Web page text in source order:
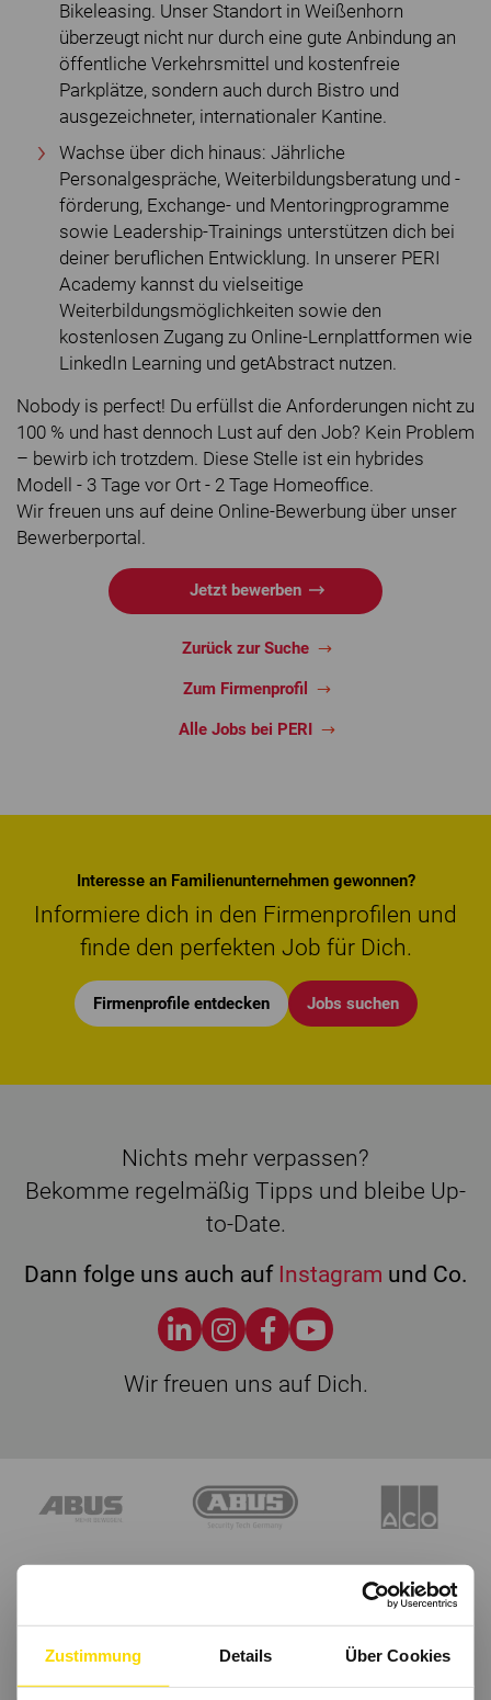
Zustimmung Details Über Cookies
Bikeleasing. Unser Standort in Weißenhorn
überzeugt nicht nur durch eine gute Anbindung an
öffentliche Verkehrsmittel und kostenfreie
Parkplätze, sondern auch durch Bistro und
ausgezeichneter, internationaler Kantine.
Wachse über dich hinaus: Jährliche
Personalgespräche, Weiterbildungsberatung und -
förderung, Exchange- und Mentoringprogramme
sowie Leadership-Trainings unterstützen dich bei
deiner beruflichen Entwicklung. In unserer PERI
Academy kannst du vielseitige
Weiterbildungsmöglichkeiten sowie den
kostenlosen Zugang zu Online-Lernplattformen wie
LinkedIn Learning und getAbstract nutzen.
Nobody is perfect! Du erfüllst die Anforderungen nicht zu
100 % und hast dennoch Lust auf den Job? Kein Problem
– bewirb ich trotzdem. Diese Stelle ist ein hybrides
Modell - 3 Tage vor Ort - 2 Tage Homeoffice.
Wir freuen uns auf deine Online-Bewerbung über unser
Bewerberportal.
Jetzt bewerben
Zurück zur Suche
Zum Firmenprofil
Alle Jobs bei PERI
Interesse an Familienunternehmen gewonnen?
Informiere dich in den Firmenprofilen und
finde den perfekten Job für Dich.
Firmenprofile entdecken Jobs suchen
Nichts mehr verpassen?
Bekomme regelmäßig Tipps und bleibe Up-
to-Date.
Dann folge uns auch auf Instagram und Co.
Wir freuen uns auf Dich.